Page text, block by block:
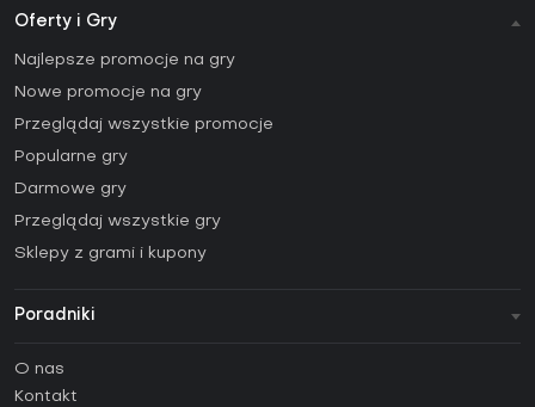
Oferty i Gry
Najlepsze promocje na gry
Nowe promocje na gry
Przeglądaj wszystkie promocje
Popularne gry
Darmowe gry
Przeglądaj wszystkie gry
Sklepy z grami i kupony
Poradniki
Poradniki
O nas
Kontakt